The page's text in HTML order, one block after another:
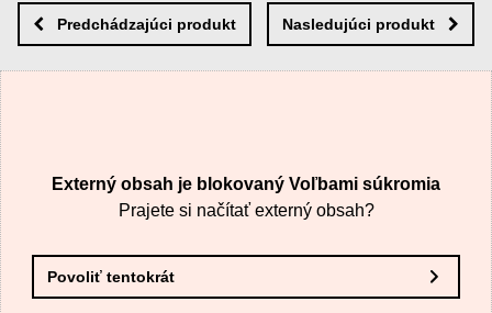
Nový komentár
MENO
VAŠA OTÁZKA K PRODUKTU
Predchádzajúci produkt Nasledujúci produkt
Externý obsah je blokovaný Voľbami súkromia
Prajete si načítať externý obsah?
Povoliť tentokrát